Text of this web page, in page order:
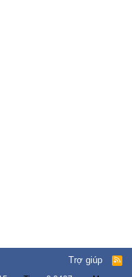
Trợ giúp
R